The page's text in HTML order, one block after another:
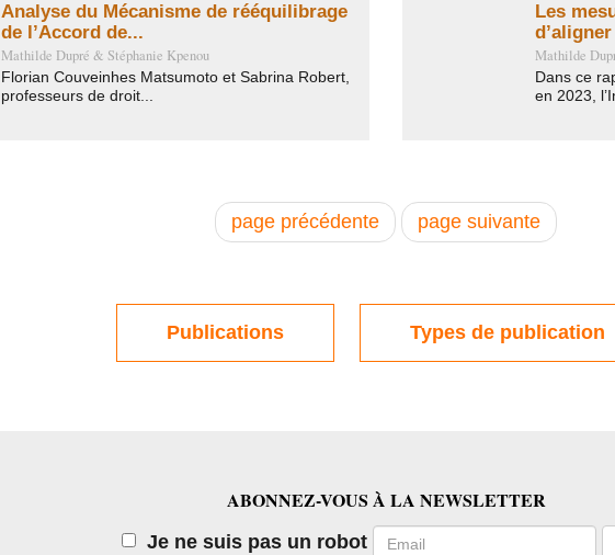
Analyse du Mécanisme de rééquilibrage
de l’Accord de...
Mathilde Dupré & Stéphanie Kpenou
Florian Couveinhes Matsumoto et Sabrina Robert,
professeurs de droit...
Les
Mathilde
Dans ce
en 2023,
page précédente page suivante
Publications Types de publication
ABONNEZ-VOUS À LA NEWSLETTER
Je ne suis pas un robot Email